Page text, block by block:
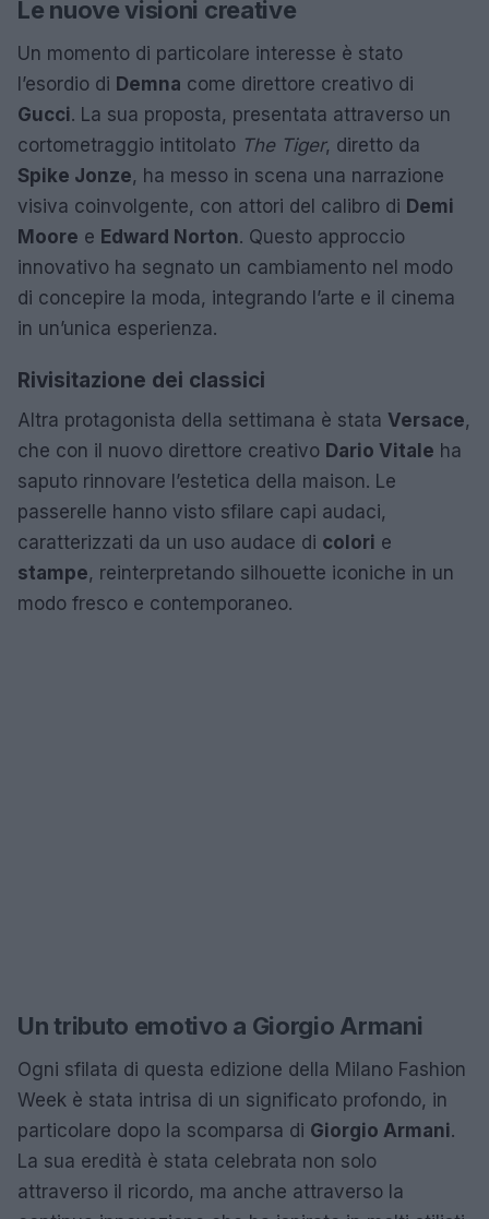
Le nuove visioni creative
Un momento di particolare interesse è stato
l’esordio di Demna come direttore creativo di
Gucci. La sua proposta, presentata attraverso un
cortometraggio intitolato The Tiger, diretto da
Spike Jonze, ha messo in scena una narrazione
visiva coinvolgente, con attori del calibro di Demi
Moore e Edward Norton. Questo approccio
innovativo ha segnato un cambiamento nel modo
di concepire la moda, integrando l’arte e il cinema
in un’unica esperienza.
Rivisitazione dei classici
Altra protagonista della settimana è stata Versace,
che con il nuovo direttore creativo Dario Vitale ha
saputo rinnovare l’estetica della maison. Le
passerelle hanno visto sfilare capi audaci,
caratterizzati da un uso audace di colori e
stampe, reinterpretando silhouette iconiche in un
modo fresco e contemporaneo.
Un tributo emotivo a Giorgio Armani
Ogni sfilata di questa edizione della Milano Fashion
Week è stata intrisa di un significato profondo, in
particolare dopo la scomparsa di Giorgio Armani.
La sua eredità è stata celebrata non solo
attraverso il ricordo, ma anche attraverso la